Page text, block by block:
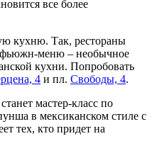
все более
кухню. Так, рестораны
меню – необычное
кухни. Попробовать
4 и пл. Свободы, 4.
мастер-класс по
в мексиканском стиле с
тех, кто придет на